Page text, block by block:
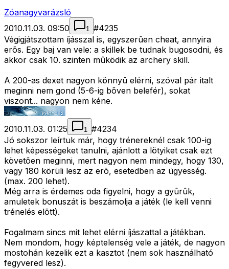
Zóanagyvarázsló
2010.11.03. 09:50
1 #4235
Végigjátszottam íjásszal is, egyszerûen cheat, annyira
erõs. Egy baj van vele: a skillek be tudnak bugosodni, és
akkor csak 10. szinten mûködik az archery skill.
A 200-as dexet nagyon könnyû elérni, szóval pár italt
meginni nem gond (5-6-ig bõven belefér), sokat
viszont... nagyon nem kéne.
2010.11.03. 01:25 1 #4234
Jó sokszor leírtuk már, hogy trénereknél csak 100-ig
lehet képességeket tanulni, ajánlott a lötyiket csak ezt
követõen meginni, mert nagyon nem mindegy, hogy 130,
vagy 180 körüli lesz az erõ, esetedben az ügyesség.
(max. 200 lehet).
Még arra is érdemes oda figyelni, hogy a gyûrûk,
amuletek bonuszát is beszámolja a játék (le kell venni
trénelés elõtt).
Fogalmam sincs mit lehet elérni íjászattal a játékban.
Nem mondom, hogy képtelenség vele a játék, de nagyon
mostohán kezelik ezt a kasztot (nem sok használható
fegyvered lesz).